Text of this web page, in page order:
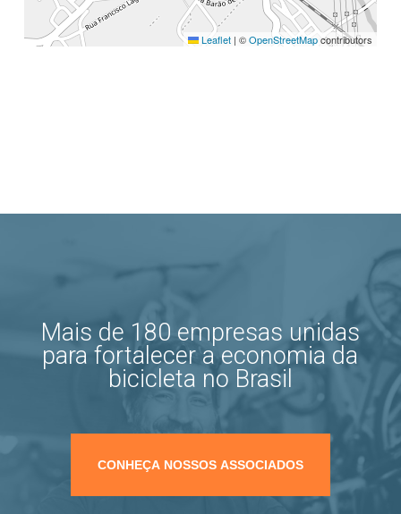
Leaflet | ©OpenStreetMapcontributors
Mais de 180 empresas unidas
para fortalecer a economia da
bicicleta no Brasil
CONHEÇA NOSSOS ASSOCIADOS